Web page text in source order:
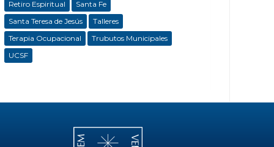
Retiro Espiritual
Santa Fe
Santa Teresa de Jesús
Talleres
Terapia Ocupacional
Trubutos Municipales
UCSF